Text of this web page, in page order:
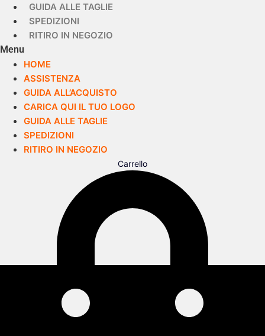
GUIDA ALLE TAGLIE
SPEDIZIONI
RITIRO IN NEGOZIO
Menu
HOME
ASSISTENZA
GUIDA ALL’ACQUISTO
CARICA QUI IL TUO LOGO
GUIDA ALLE TAGLIE
SPEDIZIONI
RITIRO IN NEGOZIO
Carrello